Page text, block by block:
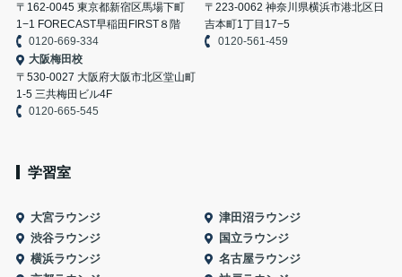
〒162-0045 東京都新宿区馬場下町
1−1 FORECAST早稲田FIRST８階
0120-669-334
〒223-0062 神奈川県横浜市港北区日
吉本町1丁目17−5
0120-561-459
大阪梅田校
〒530-0027 大阪府大阪市北区堂山町
1-5 三共梅田ビル4F
0120-665-545
学習室
大宮ラウンジ
津田沼ラウンジ
渋谷ラウンジ
国立ラウンジ
横浜ラウンジ
名古屋ラウンジ